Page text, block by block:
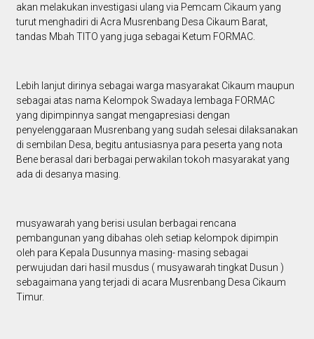
akan melakukan investigasi ulang via Pemcam Cikaum yang
turut menghadiri di Acra Musrenbang Desa Cikaum Barat,
tandas Mbah TITO yang juga sebagai Ketum FORMAC.
Lebih lanjut dirinya sebagai warga masyarakat Cikaum maupun
sebagai atas nama Kelompok Swadaya lembaga FORMAC
yang dipimpinnya sangat mengapresiasi dengan
penyelenggaraan Musrenbang yang sudah selesai dilaksanakan
di sembilan Desa, begitu antusiasnya para peserta yang nota
Bene berasal dari berbagai perwakilan tokoh masyarakat yang
ada di desanya masing.
musyawarah yang berisi usulan berbagai rencana
pembangunan yang dibahas oleh setiap kelompok dipimpin
oleh para Kepala Dusunnya masing- masing sebagai
perwujudan dari hasil musdus ( musyawarah tingkat Dusun )
sebagaimana yang terjadi di acara Musrenbang Desa Cikaum
Timur.